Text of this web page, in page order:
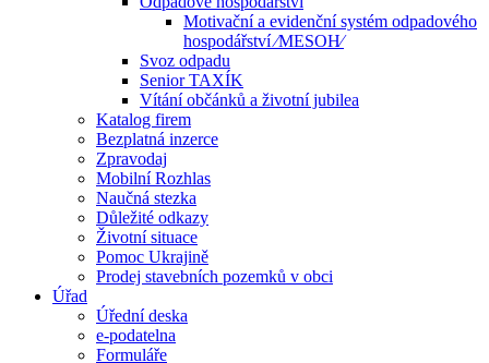
Motivační a evidenční systém odpadového
hospodářství ⁄MESOH⁄
Svoz odpadu
Senior TAXÍK
Vítání občánků a životní jubilea
Katalog firem
Bezplatná inzerce
Zpravodaj
Mobilní Rozhlas
Naučná stezka
Důležité odkazy
Životní situace
Pomoc Ukrajině
Prodej stavebních pozemků v obci
Úřad
Úřední deska
e-podatelna
Formuláře